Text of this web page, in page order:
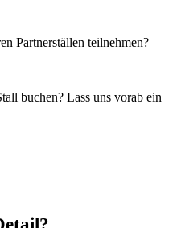
Partnerställen teilnehmen?
buchen? Lass uns vorab ein